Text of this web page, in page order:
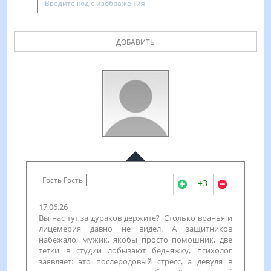
ДОБАВИТЬ
Гость Гость +3
17.06.26
Вы нас тут за дураков держите? Столько вранья и
лицемерия давно не видел. А защитников
набежало, мужик, якобы просто помошник, две
тетки в студии лобызают бедняжку, психолог
заявляет: это послеродовый стресс, а девуля в